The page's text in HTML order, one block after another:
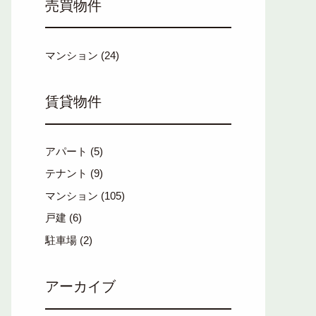
売買物件
マンション (24)
賃貸物件
アパート (5)
テナント (9)
マンション (105)
戸建 (6)
駐車場 (2)
アーカイブ